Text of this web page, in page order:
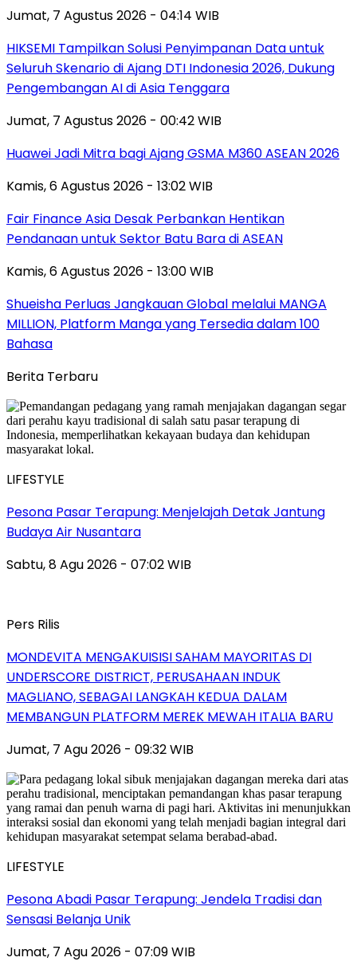
Jumat, 7 Agustus 2026 - 04:14 WIB
HIKSEMI Tampilkan Solusi Penyimpanan Data untuk
Seluruh Skenario di Ajang DTI Indonesia 2026, Dukung
Pengembangan AI di Asia Tenggara
Jumat, 7 Agustus 2026 - 00:42 WIB
Huawei Jadi Mitra bagi Ajang GSMA M360 ASEAN 2026
Kamis, 6 Agustus 2026 - 13:02 WIB
Fair Finance Asia Desak Perbankan Hentikan
Pendanaan untuk Sektor Batu Bara di ASEAN
Kamis, 6 Agustus 2026 - 13:00 WIB
Shueisha Perluas Jangkauan Global melalui MANGA
MILLION, Platform Manga yang Tersedia dalam 100
Bahasa
Berita Terbaru
LIFESTYLE
Pesona Pasar Terapung: Menjelajah Detak Jantung
Budaya Air Nusantara
Sabtu, 8 Agu 2026 - 07:02 WIB
Pers Rilis
MONDEVITA MENGAKUISISI SAHAM MAYORITAS DI
UNDERSCORE DISTRICT, PERUSAHAAN INDUK
MAGLIANO, SEBAGAI LANGKAH KEDUA DALAM
MEMBANGUN PLATFORM MEREK MEWAH ITALIA BARU
Jumat, 7 Agu 2026 - 09:32 WIB
LIFESTYLE
Pesona Abadi Pasar Terapung: Jendela Tradisi dan
Sensasi Belanja Unik
Jumat, 7 Agu 2026 - 07:09 WIB